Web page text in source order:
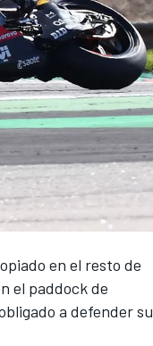
en el resto de
el paddock de
a defender su